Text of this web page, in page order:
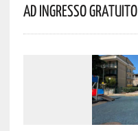
Ad Ingresso Gratuito